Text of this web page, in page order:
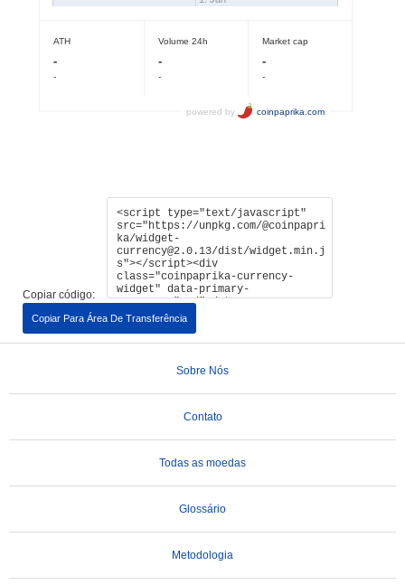
Copiar código:
Copiar Para Área De Transferência
Sobre Nós
Contato
Todas as moedas
Glossário
Metodologia